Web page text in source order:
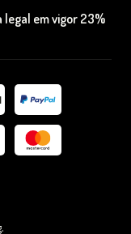
legal em vigor 23%